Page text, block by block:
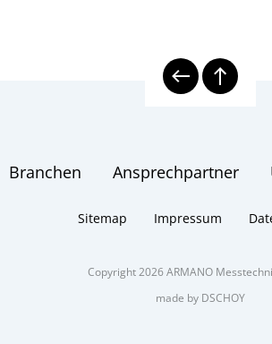
Branchen Ansprechpartner
Sitemap Impressum
Copyright 2026 ARMANO
made by DSCHOY